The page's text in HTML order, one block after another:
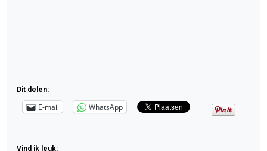
Dit delen:
E-mail WhatsApp
Vind ik leuk: